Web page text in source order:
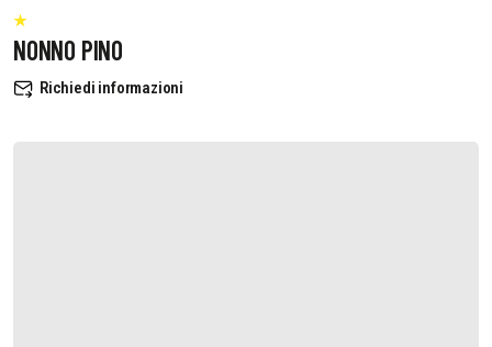
NONNO PINO
Richiedi informazioni